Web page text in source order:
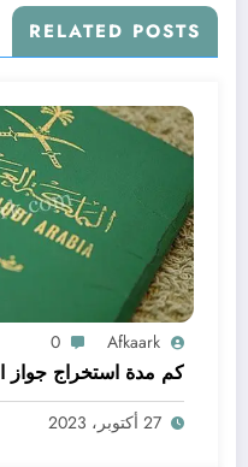
RELATED POSTS
Afkaark
0
كم مدة استخراج جواز
27 أكتوبر، 2023